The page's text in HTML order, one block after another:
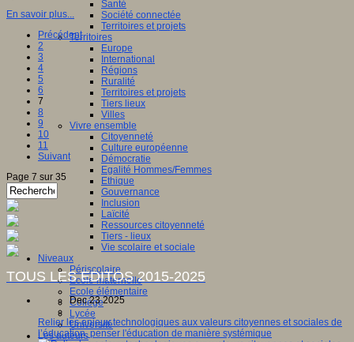
Santé
Société connectée
Territoires et projets
Territoires
Europe
International
Régions
Ruralité
Territoires et projets
Tiers lieux
Villes
Vivre ensemble
Citoyenneté
Culture européenne
Démocratie
Egalité Hommes/Femmes
Ethique
Gouvernance
Inclusion
Laïcité
Ressources citoyenneté
Tiers - lieux
Vie scolaire et sociale
Niveaux
Périscolaire
Ecole maternelle
Ecole élémentaire
Collège
Lycée
Université
Les auteurs
En savoir plus...
Précédent
2
3
4
5
6
7
8
9
10
11
Suivant
Page 7 sur 35
TOUS LES EDITOS 2015-2025
Dec 23 2025
Relier les enjeux technologiques aux valeurs citoyennes et sociales de
l’éducation, penser l'éducation de manière systémique